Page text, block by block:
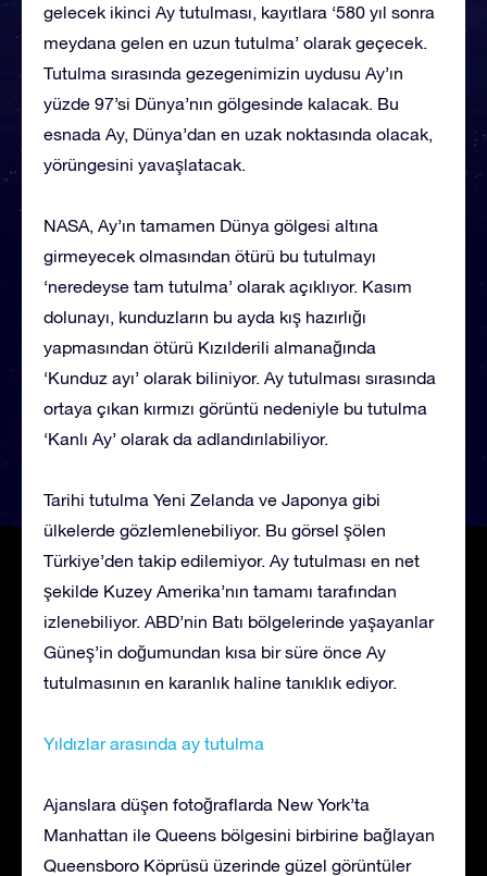
gelecek ikinci Ay tutulması, kayıtlara ‘580 yıl sonra
meydana gelen en uzun tutulma’ olarak geçecek.
Tutulma sırasında gezegenimizin uydusu Ay’ın
yüzde 97’si Dünya’nın gölgesinde kalacak. Bu
esnada Ay, Dünya’dan en uzak noktasında olacak,
yörüngesini yavaşlatacak.
NASA, Ay’ın tamamen Dünya gölgesi altına
girmeyecek olmasından ötürü bu tutulmayı
‘neredeyse tam tutulma’ olarak açıklıyor. Kasım
dolunayı, kunduzların bu ayda kış hazırlığı
yapmasından ötürü Kızılderili almanağında
‘Kunduz ayı’ olarak biliniyor. Ay tutulması sırasında
ortaya çıkan kırmızı görüntü nedeniyle bu tutulma
‘Kanlı Ay’ olarak da adlandırılabiliyor.
Tarihi tutulma Yeni Zelanda ve Japonya gibi
ülkelerde gözlemlenebiliyor. Bu görsel şölen
Türkiye’den takip edilemiyor. Ay tutulması en net
şekilde Kuzey Amerika’nın tamamı tarafından
izlenebiliyor. ABD’nin Batı bölgelerinde yaşayanlar
Güneş’in doğumundan kısa bir süre önce Ay
tutulmasının en karanlık haline tanıklık ediyor.
Yıldızlar arasında ay tutulma
Ajanslara düşen fotoğraflarda New York’ta
Manhattan ile Queens bölgesini birbirine bağlayan
Queensboro Köprüsü üzerinde güzel görüntüler